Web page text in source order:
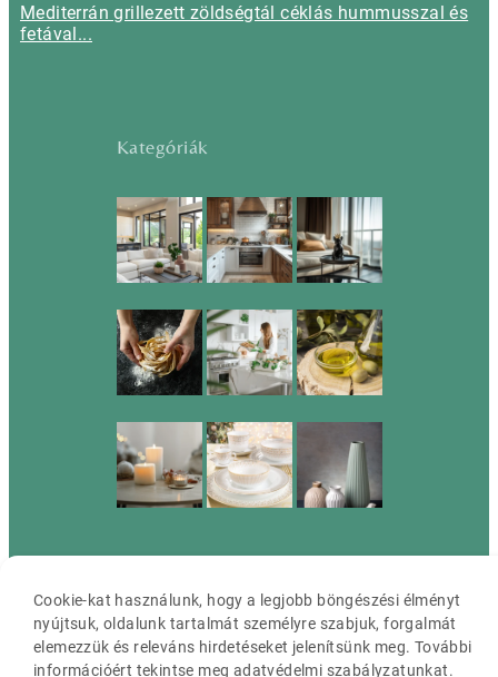
Mediterrán grillezett zöldségtál céklás hummusszal és
fetával...
Kategóriák
Cassia ©2026 Minden jog fenntartva.
Cookie-kat használunk, hogy a legjobb böngészési élményt
nyújtsuk, oldalunk tartalmát személyre szabjuk, forgalmát
elemezzük és releváns hirdetéseket jelenítsünk meg. További
információért tekintse meg adatvédelmi szabályzatunkat.